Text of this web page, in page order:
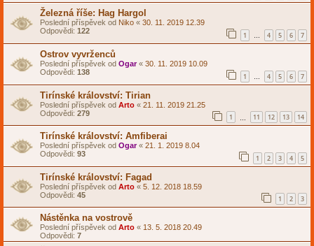
Železná říše: Hag Hargol
Poslední příspěvek od Niko « 30. 11. 2019 12.39
Odpovědi: 122 1 … 4 5 6 7
Ostrov vyvrženců
Poslední příspěvek od Ogar« 30. 11. 2019 10.09
Odpovědi: 138 1 … 4 5 6 7
Tirínské království: Tirian
Poslední příspěvek od Arto « 21. 11. 2019 21.25
Odpovědi: 279 1 11 12 13 14
Tirínské království: Amfiberai
Poslední příspěvek od Ogar« 21. 1. 2019 8.04
Odpovědi: 93 1 2 3 4 5
Tirínské království: Fagad
Poslední příspěvek od Arto « 5. 12. 2018 18.59
Odpovědi: 45 1 2 3
Nástěnka na vostrově
Poslední příspěvek od Arto « 13. 5. 2018 20.49
Odpovědi: 7